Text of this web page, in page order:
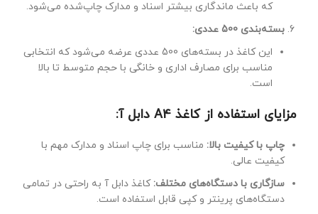
که باعث ماندگاری بیشتر اسناد و مدارک چاپ‌شده می‌شود.
بسته‌بندی 500 عددی:
این کاغذ در بسته‌های 500 عددی عرضه می‌شود که انتخابی
مناسب برای مصارف اداری و خانگی با حجم متوسط تا بالا
است.
مزایای استفاده از کاغذ A4 دابل آ:
چاپ با کیفیت بالا: مناسب برای چاپ اسناد و مدارک مهم با
کیفیت عالی.
سازگاری با دستگاه‌های مختلف: کاغذ دابل آ به راحتی در تمامی
دستگاه‌های پرینتر و کپی قابل استفاده است.